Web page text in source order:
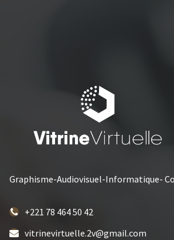
Graphisme-Audiovisuel-Informatique-
+221 78 464 50 42
vitrinevirtuelle.2v@gmail.com